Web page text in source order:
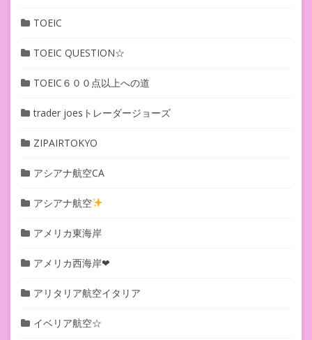
TOEIC
TOEIC QUESTION☆
TOEIC６００点以上への道
trader joesトレーダージョーズ
ZIPAIRTOKYO
アシアナ航空CA
アシアナ航空
アメリカ東海岸
アメリカ西海岸❤︎
アリタリア航空イタリア
イベリア航空☆